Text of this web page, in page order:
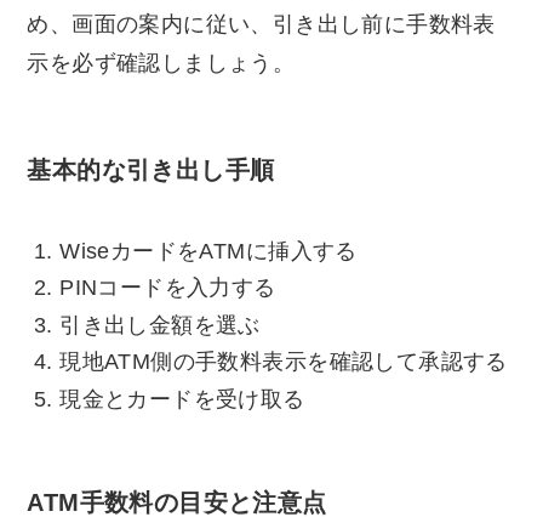
め、画面の案内に従い、引き出し前に手数料表
示を必ず確認しましょう。
基本的な引き出し手順
WiseカードをATMに挿入する
PINコードを入力する
引き出し金額を選ぶ
現地ATM側の手数料表示を確認して承認する
現金とカードを受け取る
ATM手数料の目安と注意点